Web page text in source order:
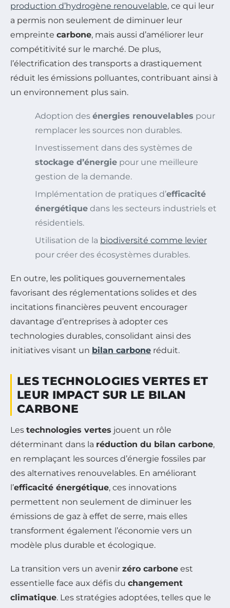
production d’hydrogène renouvelable, ce qui leur
a permis non seulement de diminuer leur
empreinte carbone, mais aussi d’améliorer leur
compétitivité sur le marché. De plus,
l’électrification des transports a drastiquement
réduit les émissions polluantes, contribuant ainsi à
un environnement plus sain.
Adoption des énergies renouvelables pour
remplacer les sources non durables.
Investissement dans des systèmes de
stockage d’énergie pour une meilleure
gestion de la demande.
Implémentation de pratiques d’efficacité
énergétique dans les secteurs industriels et
résidentiels.
Utilisation de la biodiversité comme levier
pour créer des écosystèmes durables.
En outre, les politiques gouvernementales
favorisant des réglementations solides et des
incitations financières peuvent encourager
davantage d’entreprises à adopter ces
technologies durables, consolidant ainsi des
initiatives visant un bilan carbone réduit.
LES TECHNOLOGIES VERTES ET
LEUR IMPACT SUR LE BILAN
CARBONE
Les technologies vertes jouent un rôle
déterminant dans la réduction du bilan carbone,
en remplaçant les sources d’énergie fossiles par
des alternatives renouvelables. En améliorant
l’efficacité énergétique, ces innovations
permettent non seulement de diminuer les
émissions de gaz à effet de serre, mais elles
transforment également l’économie vers un
modèle plus durable et écologique.
La transition vers un avenir zéro carbone est
essentielle face aux défis du changement
climatique. Les stratégies adoptées, telles que le